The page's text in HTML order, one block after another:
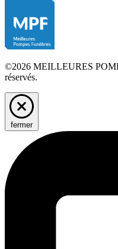
©2026 MEILLEURES
réservés.
fermer